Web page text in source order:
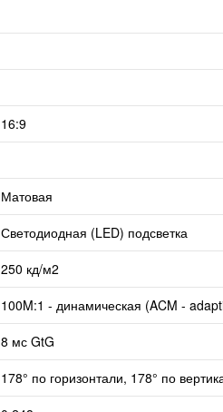
16:9
Матовая
Светодиодная (LED) подсветка
250 кд/м2
100M:1 - динамическая (ACM -
8 мс GtG
178° по горизонтали, 178° по